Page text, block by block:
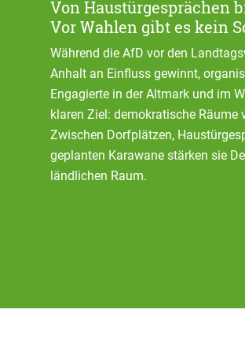
Von Haustürgesprächen
Vor Wahlen gibt es kein
Während die AfD vor den
Anhalt an Einfluss gewinnt,
Engagierte in der Altmark und im
klaren Ziel: demokratische Räume
Zwischen Dorfplätzen,
geplanten Karawane stärken sie
ländlichen Raum.